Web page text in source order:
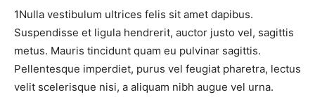
1Nulla vestibulum ultrices felis sit amet dapibus.
Suspendisse et ligula hendrerit, auctor justo vel, sagittis
metus. Mauris tincidunt quam eu pulvinar sagittis.
Pellentesque imperdiet, purus vel feugiat pharetra, lectus
velit scelerisque nisi, a aliquam nibh augue vel urna.